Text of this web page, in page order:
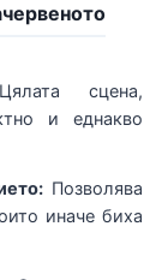
сцена,
и еднакво
Позволява
иначе биха